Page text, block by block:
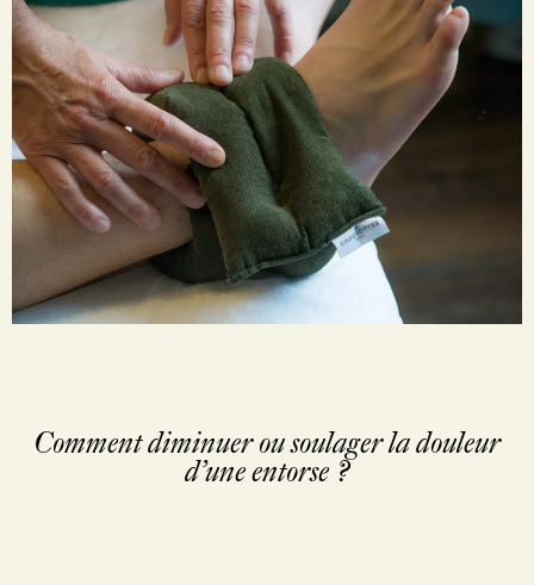
Comment diminuer ou soulager la douleur
d’une entorse ?